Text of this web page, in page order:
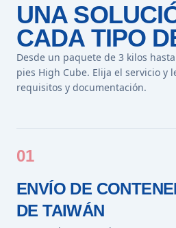
UNA
CADA TIPO
Desde un paquete de 3 kilos
pies High Cube. Elija el servicio y
requisitos y documentación.
01
ENVÍO DE
DE TAIWÁN